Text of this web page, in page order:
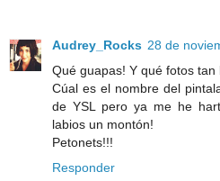
Audrey_Rocks 28 de
Qué guapas! Y qué fotos tan
Cúal es el nombre del
de YSL pero ya me he
labios un montón!
Petonets!!!
Responder